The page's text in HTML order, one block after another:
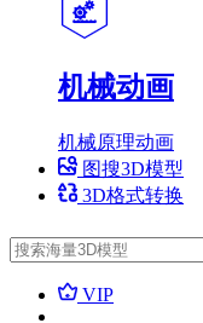
机械动画
机械原理动画
图搜3D模型
3D格式转换
VIP